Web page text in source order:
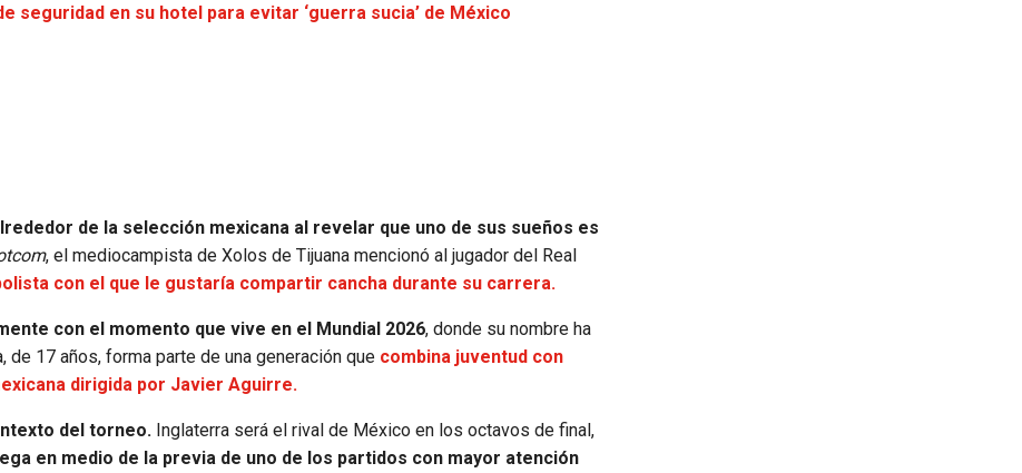
en su hotel para evitar ‘guerra sucia’ de México
de la selección mexicana al revelar que uno de sus sueños es
, el mediocampista de Xolos de Tijuana mencionó al jugador del Real
con el que le gustaría compartir cancha durante su carrera.
con el momento que vive en el Mundial 2026, donde su nombre ha
17 años, forma parte de una generación que combina juventud con
dirigida por Javier Aguirre.
del torneo. Inglaterra será el rival de México en los octavos de final,
en medio de la previa de uno de los partidos con mayor atención